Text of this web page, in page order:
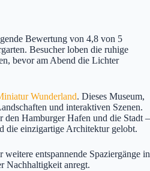
Bewertung von 4,8 von 5
Besucher loben die ruhige
bevor am Abend die Lichter
Wunderland. Dieses Museum,
und interaktiven Szenen.
den Hamburger Hafen und die Stadt –
die einzigartige Architektur gelobt.
weitere entspannende Spaziergänge in
Nachhaltigkeit anregt.